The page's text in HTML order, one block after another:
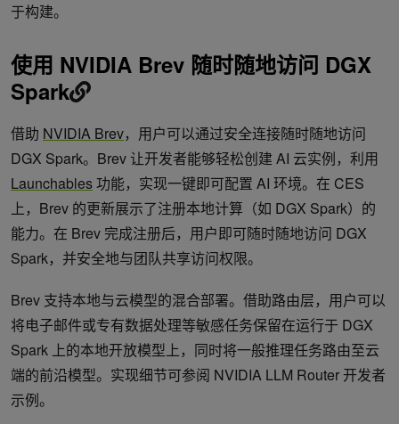
于构建。
使用 NVIDIA Brev 随时随地访问 DGX
Spark
借助 NVIDIA Brev，用户可以通过安全连接随时随地访问
DGX Spark。Brev 让开发者能够轻松创建 AI 云实例，利用
Launchables功能，实现一键即可配置 AI 环境。在 CES
上，Brev 的更新展示了注册本地计算（如 DGX Spark）的
能力。在 Brev 完成注册后，用户即可随时随地访问 DGX
Spark，并安全地与团队共享访问权限。
Brev 支持本地与云模型的混合部署。借助路由层，用户可以
将电子邮件或专有数据处理等敏感任务保留在运行于 DGX
Spark 上的本地开放模型上，同时将一般推理任务路由至云
端的前沿模型。实现细节可参阅 NVIDIA LLM Router 开发者
示例。